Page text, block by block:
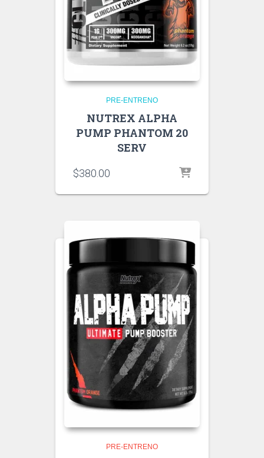
PRE-ENTRENO
NUTREX ALPHA
PUMP PHANTOM 20
SERV
$380.00
PRE-ENTRENO